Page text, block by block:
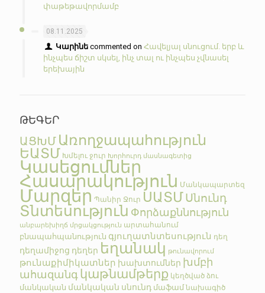
փաթեթավորմամբ
08.11.2025
Կարինե commented onՀավելյալ սնուցում. երբ և
ինչպես ճիշտ սկսել, ինչ տալ ու ինչպես չվնասել
երեխային
ԹԵԳԵՐ
ԱՑԽՄ Առողջապահություն
ԵԱՏՄ Խմելու ջուր Խորհուրդ մասնագետից
Կասեցումներ
Հասարակություն Մանկապարտեզ
Մարզեր Պանիր Ջուր ՍԱՏՄՍնունդ
Տնտեսություն Փորձաքննություն
անբարեխիղճ մրցակցություն արտահանում
բնապահպանություն գյուղատնտեսություն դեղ
դեղամիջոց դեղեր եղանակ թունավորում
թունաքիմիկատներ խախտումներ խմբի
ահազանգկաթնամթերք կեղծված ձու
մանկական մանկական սնունդ մաֆամ նախագիծ